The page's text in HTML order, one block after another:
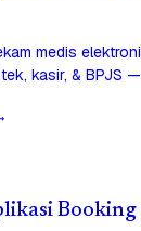
medis
kasir, & BPJS
Booking